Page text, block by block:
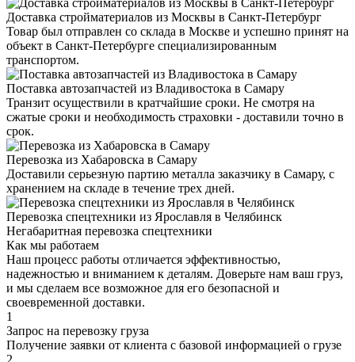
Доставка стройматериалов из Москвы в Санкт-Петербург
Товар был отправлен со склада в Москве и успешно принят на
объект в Санкт-Петербурге специализированным
транспортом.
Поставка автозапчастей из Владивостока в Самару
Транзит осуществили в кратчайшие сроки. Не смотря на
сжатые сроки и необходимость страховки - доставили точно в
срок.
Перевозка из Хабаровска в Самару
Доставили серьезную партию металла заказчику в Самару, с
хранением на складе в течение трех дней.
Перевозка спецтехники из Ярославля в Челябинск
Негабаритная перевозка спецтехники
Как мы работаем
Наш процесс работы отличается эффективностью,
надежностью и вниманием к деталям. Доверьте нам ваш груз,
и мы сделаем все возможное для его безопасной и
своевременной доставки.
1
Запрос на перевозку груза
Получение заявки от клиента с базовой информацией о грузе